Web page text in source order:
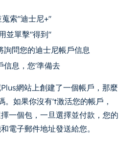
索"迪士尼+"
並單擊"得到"
詢問您的迪士尼帳戶信息
信息，您'準備去
網站上創建了一個帳戶，那麼
。如果你沒有't激活您的帳戶，
一個包，一旦選擇並付款，您的
電子郵件地址發送給您。